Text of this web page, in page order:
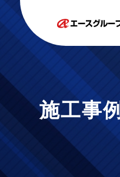
施工事例